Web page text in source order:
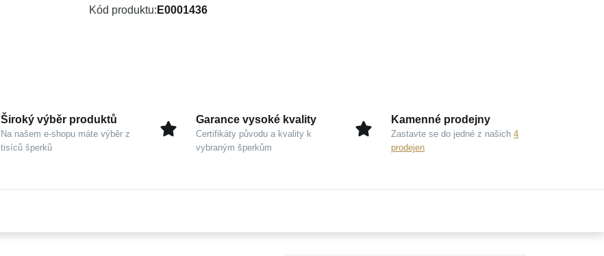
Kód produktu E0001436
Široký výběr produktů
Na našem e-shopu máte výběr z
tisíců šperků
Garance vysoké kvality
Certifikáty původu a kvality k
vybraným šperkům
Kamenné prodejny
Zastavte se do jedné z našich 4
prodejen